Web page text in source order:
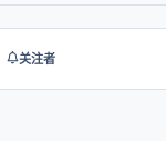
关注者